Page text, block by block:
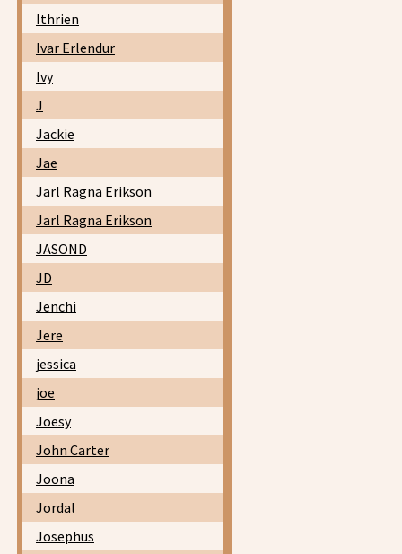
Ithrien
Ivar Erlendur
Ivy
J
Jackie
Jae
Jarl Ragna Erikson
Jarl Ragna Erikson
JASOND
JD
Jenchi
Jere
jessica
joe
Joesy
John Carter
Joona
Jordal
Josephus